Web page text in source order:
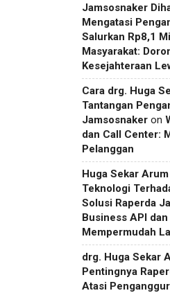
Jamsosnaker
Mengatasi
Salurkan Rp8,1
Masyarakat:
Kesejahteraan
Cara drg. Huga
Tantangan
Jamsosnaker on
dan Call Center:
Pelanggan
Huga Sekar
Teknologi
Solusi Raperda
Business API
Mempermudah
drg. Huga Sekar
Pentingnya
Atasi